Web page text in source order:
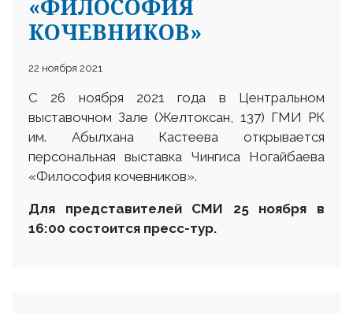
«ФИЛОСОФИЯ
КОЧЕВНИКОВ»
22 ноября 2021
С 26 ноября 2021 года в Центральном
выставочном Зале (Желтоксан, 137) ГМИ РК
им. Абылхана Кастеева открывается
персональная выставка Чингиса Ногайбаева
«Философия кочевников».
Для представителей СМИ 25 ноября в
16:00 состоится пресс-тур.